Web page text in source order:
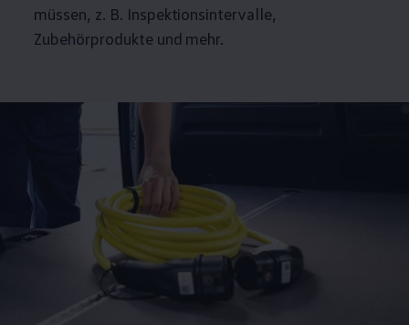
müssen, z. B. Inspektionsintervalle,
Zubehörprodukte und mehr.